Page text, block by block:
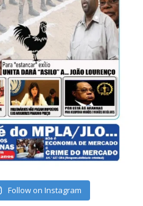
Follow on Instagram